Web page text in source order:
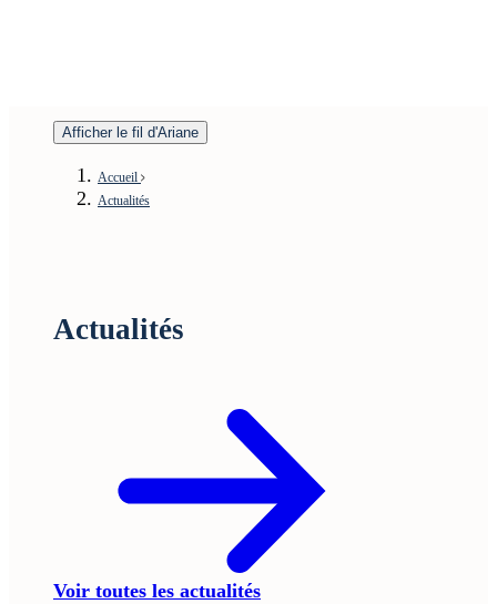
Afficher le fil d'Ariane
Accueil
Actualités
Actualités
Voir toutes les actualités